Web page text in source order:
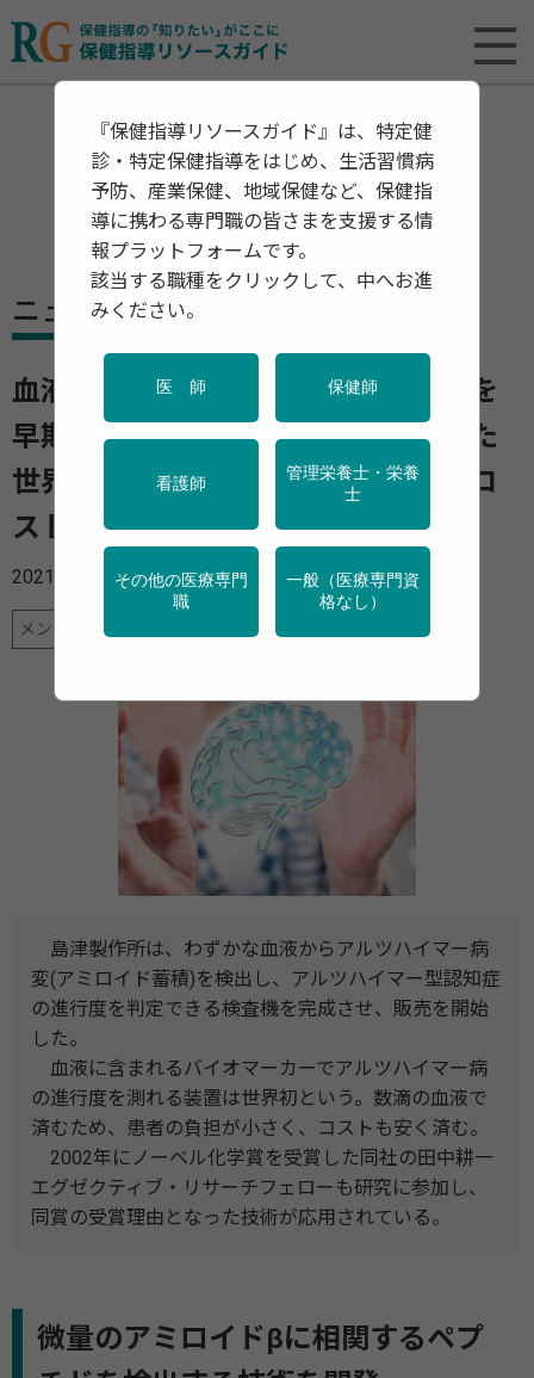
ニュース
血液数滴でアルツハイマー型認知症を
早期発見 ノーベル賞技術を応用した
世界初の検査機 患者負担が小さくコ
ストも安い
2021年07月06日
メンタルヘルス 特定保健指導 産業保健
島津製作所は、わずかな血液からアルツハイマー病
変(アミロイド蓄積)を検出し、アルツハイマー型認知症
の進行度を判定できる検査機を完成させ、販売を開始
した。
血液に含まれるバイオマーカーでアルツハイマー病
の進行度を測れる装置は世界初という。数滴の血液で
済むため、患者の負担が小さく、コストも安く済む。
2002年にノーベル化学賞を受賞した同社の田中耕一
エグゼクティブ・リサーチフェローも研究に参加し、
同賞の受賞理由となった技術が応用されている。
微量のアミロイドβに相関するペプ
『保健指導リソースガイド』は、特定健
診・特定保健指導をはじめ、生活習慣病
予防、産業保健、地域保健など、保健指
導に携わる専門職の皆さまを支援する情
報プラットフォームです。
該当する職種をクリックして、中へお進
みください。
医 師 保健師
看護師
管理栄養士・栄養
士
その他の医療専門
職
一般（医療専門資
格なし）